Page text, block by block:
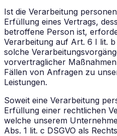
Ist die Verarbeitung
Erfüllung eines Vertrags,
betroffene Person ist,
Verarbeitung auf Art. 6 I lit. b
solche
vorvertraglicher
Fällen von Anfragen zu
Leistungen.
Soweit eine Verarbeitung
Erfüllung einer rechtlichen
welche unserem
Abs. 1 lit. c DSGVO als